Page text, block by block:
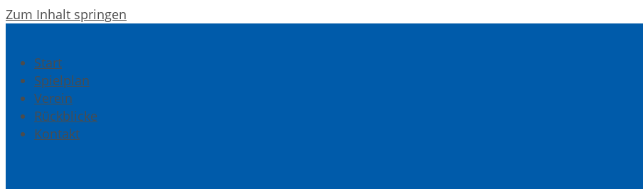
Zum Inhalt springen
Start
Spielplan
Verein
Rückblicke
Kontakt